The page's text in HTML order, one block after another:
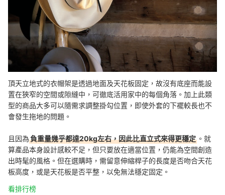
頂天立地式的衣帽架是透過地面及天花板固定，故沒有底座而能設
置在狹窄的空間或隙縫中，可徹底活用家中的每個角落。加上此類
型的商品大多可以隨需求調整掛勾位置，即使外套的下襬較長也不
會發生拖地的問題。
且因為負重量幾乎都達20kg左右，因此比直立式來得更穩定 。就
算產品本身設計感較不足，但只要放在適當位置，仍能為空間創造
出時髦的風格。 但在選購時，需留意伸縮桿子的長度是否吻合天花
板高度，或是天花板是否平整，以免無法穩定固定。
看排行榜